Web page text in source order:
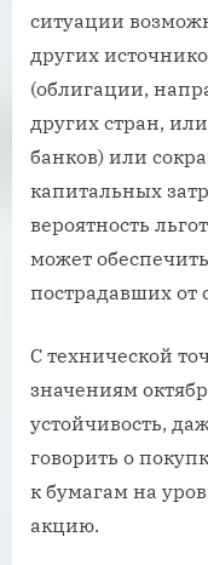
ситуации
других
(облигации,
других стран,
банков) или
капитальных
вероятность
может
пострадавших
С технической
значениям
устойчивость,
говорить о
к бумагам на
акцию.